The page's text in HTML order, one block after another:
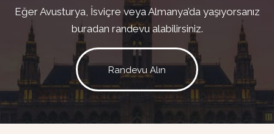
Eğer Avusturya, İsviçre veya Almanya’da yaşıyorsanız
buradan randevu alabilirsiniz.
Randevu Alın